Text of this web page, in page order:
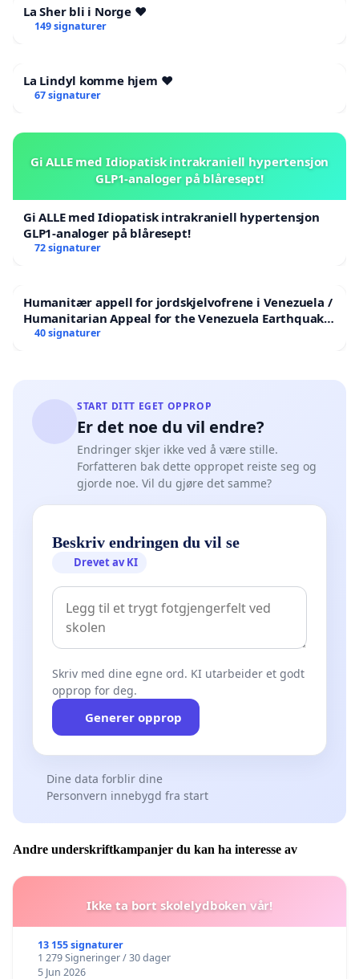
La Sher bli i Norge ❤️
149 signaturer
La Lindyl komme hjem ❤️
67 signaturer
Gi ALLE med Idiopatisk intrakraniell hypertensjon
GLP1-analoger på blåresept!
Gi ALLE med Idiopatisk intrakraniell hypertensjon
GLP1-analoger på blåresept!
72 signaturer
Humanitær appell for jordskjelvofrene i Venezuela /
Humanitarian Appeal for the Venezuela Earthquake
Victims
40 signaturer
START DITT EGET OPPROP
Er det noe du vil endre?
Endringer skjer ikke ved å være stille.
Forfatteren bak dette oppropet reiste seg og
gjorde noe. Vil du gjøre det samme?
Beskriv endringen du vil se
Drevet av KI
Skriv med dine egne ord. KI utarbeider et godt
opprop for deg.
Generer opprop
Dine data forblir dine
Personvern innebygd fra start
Andre underskriftkampanjer du kan ha interesse av
Ikke ta bort skolelydboken vår!
13 155 signaturer
1 279 Signeringer / 30 dager
5 Jun 2026